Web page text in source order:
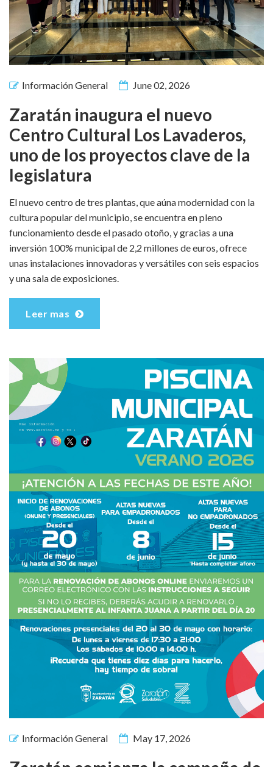
Información General June 02, 2026
Zaratán inaugura el nuevo
Centro Cultural Los Lavaderos,
uno de los proyectos clave de la
legislatura
El nuevo centro de tres plantas, que aúna modernidad con la
cultura popular del municipio, se encuentra en pleno
funcionamiento desde el pasado otoño, y gracias a una
inversión 100% municipal de 2,2 millones de euros, ofrece
unas instalaciones innovadoras y versátiles con seis espacios
y una sala de exposiciones.
Leer mas
Información General May 17, 2026